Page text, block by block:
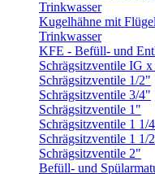
Trinkwasser
Kugelhähne mit
Trinkwasser
KFE - Befüll- und
Schrägsitzventile IG
Schrägsitzventile 1/2"
Schrägsitzventile 3/4"
Schrägsitzventile 1"
Schrägsitzventile 1 1/
Schrägsitzventile 1 1/
Schrägsitzventile 2"
Befüll- und